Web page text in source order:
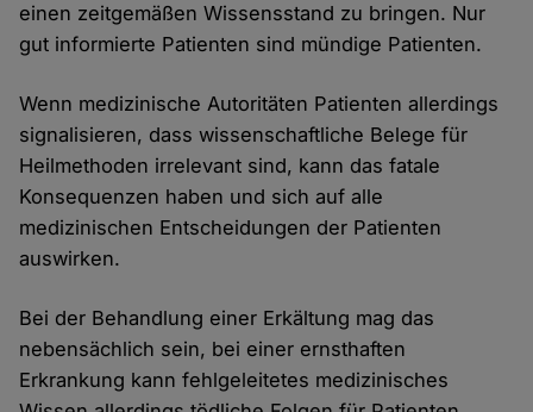
einen zeitgemäßen Wissensstand zu bringen. Nur
gut informierte Patienten sind mündige Patienten.
Wenn medizinische Autoritäten Patienten allerdings
signalisieren, dass wissenschaftliche Belege für
Heilmethoden irrelevant sind, kann das fatale
Konsequenzen haben und sich auf alle
medizinischen Entscheidungen der Patienten
auswirken.
Bei der Behandlung einer Erkältung mag das
nebensächlich sein, bei einer ernsthaften
Erkrankung kann fehlgeleitetes medizinisches